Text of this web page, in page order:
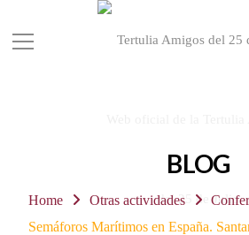
BLOG
Home Otras actividades
Semáforos Marítimos en España.